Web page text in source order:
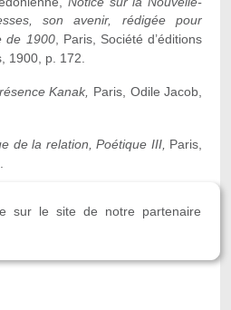
son avenir, rédigée pour
de 1900, Paris, Société d’éditions
1900, p. 172.
Kanak, Paris, Odile Jacob,
de la relation, Poétique III, Paris,
sur le site de notre partenaire